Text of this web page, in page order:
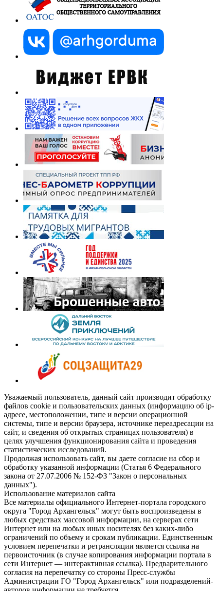
Уважаемый пользователь, данный сайт производит обработку
файлов cookie и пользовательских данных (информацию об ip-
адресе, местоположении, типе и версии операционной
системы, типе и версии браузера, источнике переадресации на
сайт, и сведения об открытых страницах пользователя) в
целях улучшения функционирования сайта и проведения
статистических исследований.
Продолжая использовать сайт, вы даете согласие на сбор и
обработку указанной информации (Статья 6 Федерального
закона от 27.07.2006 № 152-ФЗ "Закон о персональных
данных").
Использование материалов сайта
Все материалы официального Интернет-портала городского
округа "Город Архангельск" могут быть воспроизведены в
любых средствах массовой информации, на серверах сети
Интернет или на любых иных носителях без каких-либо
ограничений по объему и срокам публикации. Единственным
условием перепечатки и ретрансляции является ссылка на
первоисточник (в случае копирования информации портала в
сети Интернет — интерактивная ссылка). Предварительного
согласия на перепечатку со стороны Пресс-службы
Администрации ГО "Город Архангельск" или подразделений-